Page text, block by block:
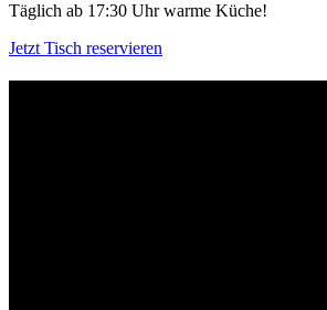
Täglich ab 17:30 Uhr warme Küche!
Jetzt Tisch reservieren